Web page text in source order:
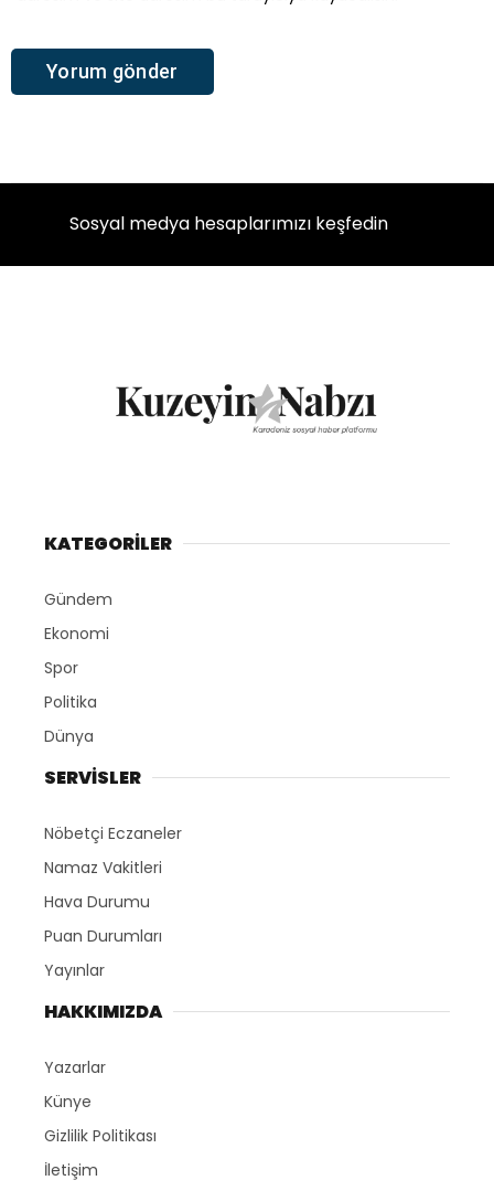
Sosyal medya hesaplarımızı keşfedin
KATEGORİLER
Gündem
Ekonomi
Spor
Politika
Dünya
SERVİSLER
Nöbetçi Eczaneler
Namaz Vakitleri
Hava Durumu
Puan Durumları
Yayınlar
HAKKIMIZDA
Yazarlar
Künye
Gizlilik Politikası
İletişim